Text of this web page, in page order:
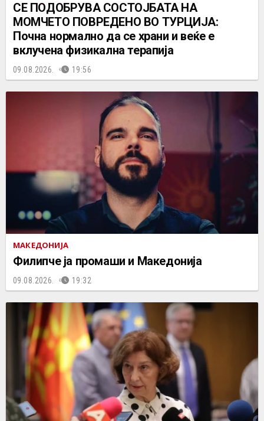
СЕ ПОДОБРУВА СОСТОЈБАТА НА
МОМЧЕТО ПОВРЕДЕНО ВО ТУРЦИЈА:
Почна нормално да се храни и веќе е
вклучена физикална терапија
09.08.2026. 19:56
МАКЕДОНИЈА
Филипче ја промаши и Македонија
09.08.2026. 19:32